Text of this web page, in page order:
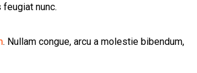
nunc.
. Nullam congue, arcu a molestie bibendum,